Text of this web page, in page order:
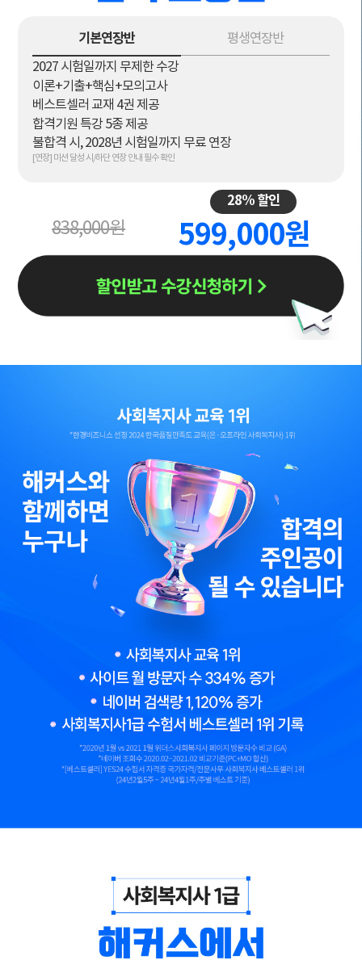
기본연장반 평생연장반
2027 시험일까지 무제한 수강
이론+기출+핵심+모의고사
베스트셀러 교재 4권 제공
합격기원 특강 5종 제공
불합격 시, 2028년 시험일까지 무료 연장
[연장] 미션 달성 시/하단 연장 안내 필수 확인
28% 할인
838,000원 599,000원